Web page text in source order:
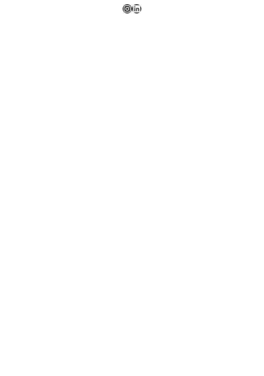
Instagram
LinkedIn